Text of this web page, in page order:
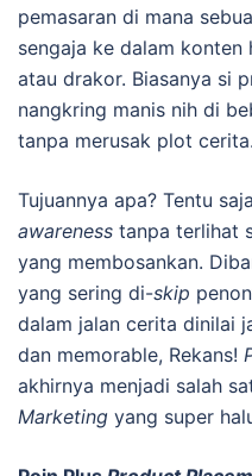
pemasaran di mana
sengaja ke dalam konten
atau drakor. Biasanya si
nangkring manis nih di
tanpa merusak plot cerita.
Tujuannya apa? Tentu
awareness tanpa terlihat
yang membosankan.
yang sering di-skip
dalam jalan cerita dinilai
dan memorable, Rekans!
akhirnya menjadi salah
Marketing yang super